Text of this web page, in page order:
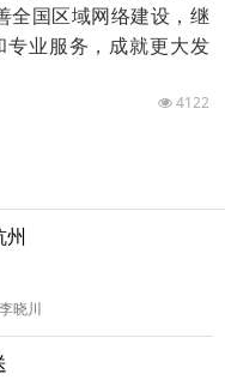
全国区域网络建设，继
业服务，成就更大发
4122
州
李晓川